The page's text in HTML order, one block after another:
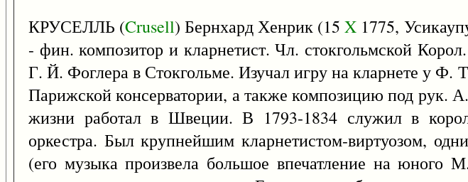
КРУСЕЛЛЬ (Crusell) Бернхард Хенрик (15X 1775,
- фин. композитор и кларнетист. Чл. стокгольмской
Г. Й. Фоглера в Стокгольме. Изучал игру на кларнете у
Парижской консерватории, а также композицию под
жизни работал в Швеции. В 1793-1834 служил в
оркестра. Был крупнейшим кларнетистом-виртуозом,
(его музыка произвела большое впечатление на